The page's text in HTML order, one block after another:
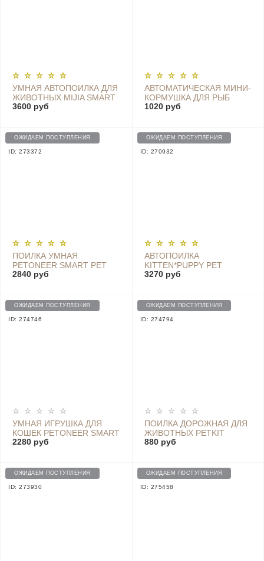
УМНАЯ АВТОПОИЛКА ДЛЯ
ЖИВОТНЫХ MIJIA SMART
PET WATER DISPENSER -
3600 руб
АВТОМАТИЧЕСКАЯ МИНИ-
КОРМУШКА ДЛЯ РЫБ
SHYFISH - NKD-012
1020 руб
ОЖИДАЕМ ПОСТУПЛЕНИЯ
ID: 273372
ПОИЛКА УМНАЯ
PETONEER SMART PET
WATER DISPENSER (MI
2840 руб
ОЖИДАЕМ ПОСТУПЛЕНИЯ
ID: 270932
АВТОПОИЛКА
KITTEN*PUPPY PET
WATER DISPENSER - MG-
3270 руб
ОЖИДАЕМ ПОСТУПЛЕНИЯ
ID: 274746
УМНАЯ ИГРУШКА ДЛЯ
КОШЕК PETONEER SMART
DOT - PTY010/TY011
2280 руб
ОЖИДАЕМ ПОСТУПЛЕНИЯ
ID: 274794
ПОИЛКА ДОРОЖНАЯ ДЛЯ
ЖИВОТНЫХ PETKIT
EVERSWEET TRAVEL S400
880 руб
ОЖИДАЕМ ПОСТУПЛЕНИЯ
ID: 273930
ОЖИДАЕМ ПОСТУПЛЕНИЯ
ID: 275458